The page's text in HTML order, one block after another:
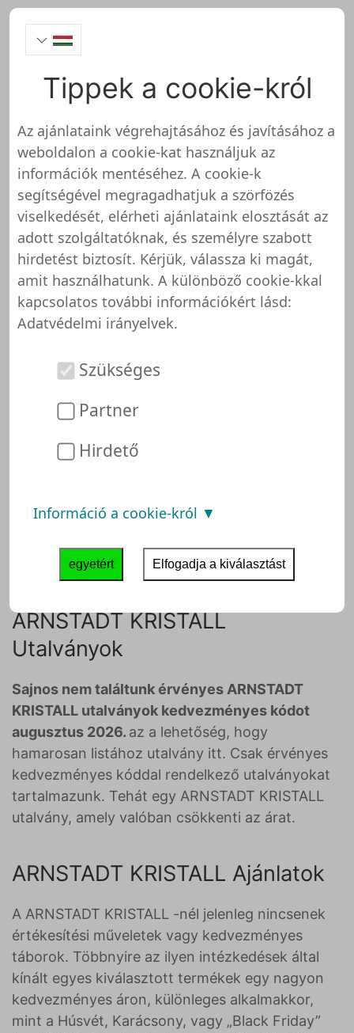
ARNSTADT KRISTALL
https://www.arnstadtkristall-shop.de/
A
ARNSTADT KRISTALL még nem
lett felülvizsgálva és tesztelve
Erről az üzletről vagy weboldalról még nem
rendelkezünk részletes információval. Ez azt
nem vizsgálta át és tesztelte
ügyfélszolgálati csapatunk. Ez azonban nem
jelenti azt, hogy ARNSTADT KRISTALL
kétséges. Tehát nyugodt lelkiismerettel
vásárolhat a ARNSTADT KRISTALL-ban.
Önnek ajánlatokat vagy utalványokat.
ARNSTADT KRISTALL:
ARNSTADT KRISTALL
Utalványok
Sajnos nem találtunk érvényes ARNSTADT
KRISTALL utalványok kedvezményes kódot
augusztus 2026. az a lehetőség, hogy
hamarosan listához utalvány itt. Csak érvényes
kedvezményes kóddal rendelkező utalványokat
tartalmazunk. Tehát egy ARNSTADT KRISTALL
utalvány, amely valóban csökkenti az árat.
ARNSTADT KRISTALL Ajánlatok
A ARNSTADT KRISTALL -nél jelenleg nincsenek
értékesítési műveletek vagy kedvezményes
táborok. Többnyire az ilyen intézkedések által
kínált egyes kiválasztott termékek egy nagyon
kedvezményes áron, különleges alkalmakkor,
mint a Húsvét, Karácsony, vagy „Black Friday”
Tippek a cookie-król
Az ajánlataink végrehajtásához és javításához a
weboldalon a cookie-kat használjuk az
információk mentéséhez. A cookie-k
segítségével megragadhatjuk a szörfözés
viselkedését, elérheti ajánlataink elosztását az
adott szolgáltatóknak, és személyre szabott
hirdetést biztosít. Kérjük, válassza ki magát,
amit használhatunk. A különböző cookie-kkal
kapcsolatos további információkért lásd:
Adatvédelmi irányelvek.
Szükséges
Partner
Hirdető
Információ a cookie-król
egyetért Elfogadja a kiválasztást